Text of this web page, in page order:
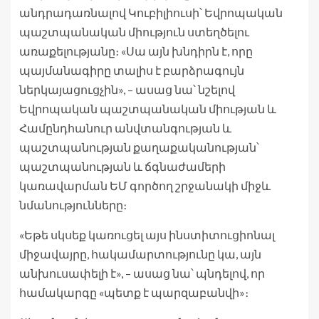
անդրադառնալով Կուբիլիուսի՝ Եվրոպական
պաշտպանական միություն ստեղծելու
առաքելությանը։ «Սա այն խնդիրն է, որը
պայմանագիրը տալիս է բարձրագույն
ներկայացուցչին», – ասաց նա՝ նշելով
Եվրոպական պաշտպանական միության և
Համընդհանուր անվտանգության և
պաշտպանության քաղաքականության՝
պաշտպանության և ճգնաժամերի
կառավարման ԵՄ գործող շրջանակի միջև
նմանությունները։
«Եթե սկսեք կառուցել այս ինստիտուցիոնալ
միջավայրը, հակամարտությունը կա, այն
անխուսափելի է», – ասաց նա՝ պնդելով, որ
համակարգը «պետք է պարզաբանվի»։